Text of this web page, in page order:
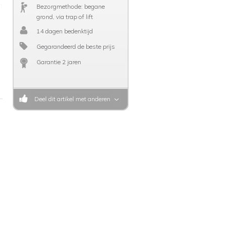
Bezorgmethode: begane
grond, via trap of lift
14 dagen bedenktijd
Gegarandeerd de beste prijs
Garantie 2 jaren
Deel dit artikel met anderen